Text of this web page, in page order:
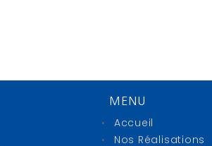
MENU
Accueil
Nos Réalisations